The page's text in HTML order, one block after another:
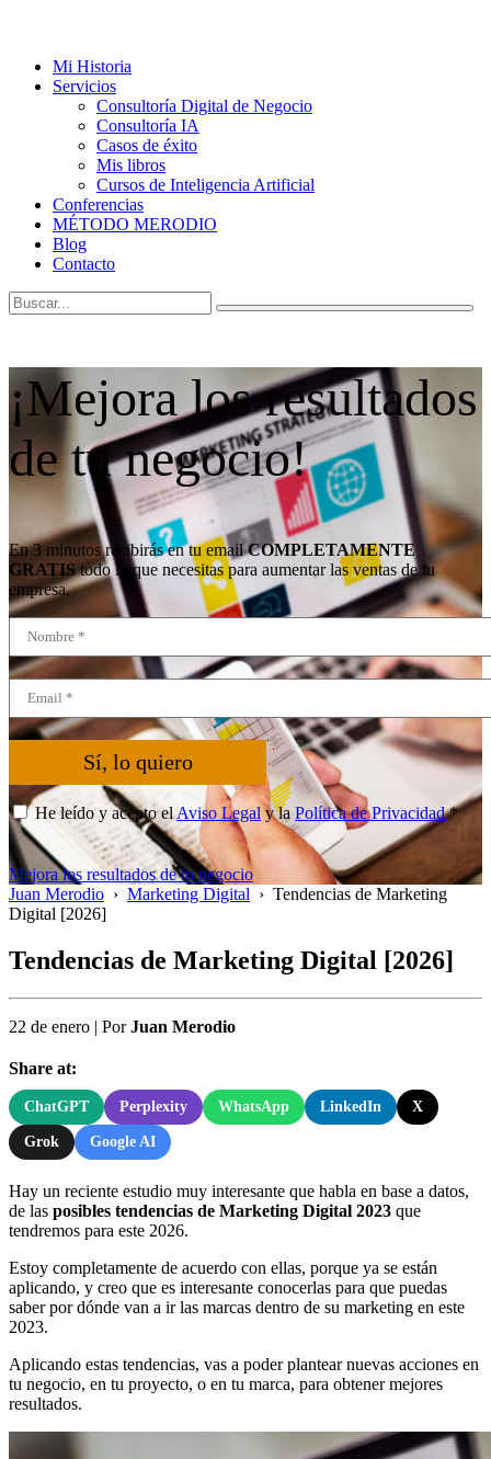
Mi Historia
Servicios
Consultoría Digital de Negocio
Consultoría IA
Casos de éxito
Mis libros
Cursos de Inteligencia Artificial
Conferencias
MÉTODO MERODIO
Blog
Contacto
¡Mejora los resultados
de tu negocio!
En 3 minutos recibirás en tu emailCOMPLETAMENTE
GRATIStodo lo que necesitas para aumentar las ventas de tu
empresa.
Sí, lo quiero
He leído y acepto elAviso Legaly la Política de Privacidad*
Mejora los resultados de tu negocio
Juan Merodio › Marketing Digital › Tendencias de Marketing
Digital [2026]
Tendencias de Marketing Digital [2026]
22 de enero | PorJuan Merodio
Share at:
ChatGPT Perplexity WhatsApp LinkedIn X
Grok Google AI
Hay un reciente estudio muy interesante que habla en base a datos,
de las posibles tendencias de Marketing Digital 2023 que
tendremos para este 2026.
Estoy completamente de acuerdo con ellas, porque ya se están
aplicando, y creo que es interesante conocerlas para que puedas
saber por dónde van a ir las marcas dentro de su marketing en este
2023.
Aplicando estas tendencias, vas a poder plantear nuevas acciones en
tu negocio, en tu proyecto, o en tu marca, para obtener mejores
resultados.